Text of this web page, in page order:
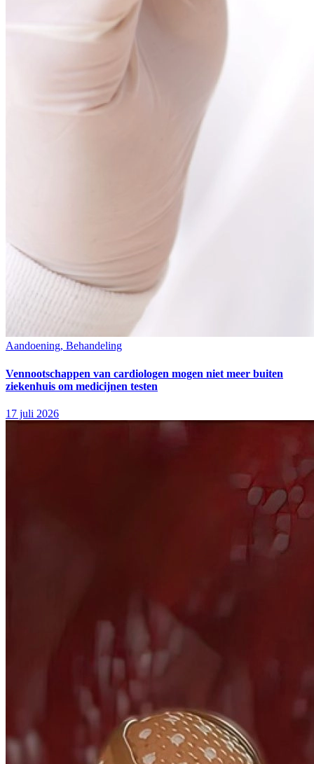
Aandoening, Behandeling
Vennootschappen van cardiologen mogen niet meer buiten
ziekenhuis om medicijnen testen
17 juli 2026